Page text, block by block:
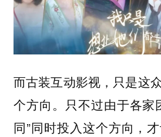
而古装互动影视，只是这
个方向。只不过由于各家
同”同时投入这个方向，